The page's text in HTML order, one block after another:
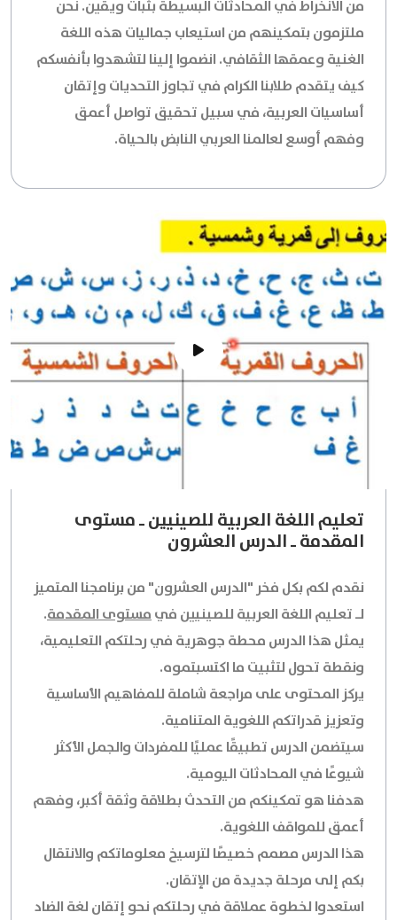
من الانخراط في المحادثات البسيطة بثبات ويقين. نحن
ملتزمون بتمكينهم من استيعاب جماليات هذه اللغة
الغنية وعمقها الثقافي. انضموا إلينا لتشهدوا بأنفسكم
كيف يتقدم طلابنا الكرام في تجاوز التحديات وإتقان
أساسيات العربية، في سبيل تحقيق تواصل أعمق
وفهم أوسع لعالمنا العربي النابض بالحياة.
تعليم اللغة العربية للصينيين ـ مستوى
المقدمة ـ الدرس العشرون
نقدم لكم بكل فخر "الدرس العشرون" من برنامجنا المتميز
لـتعليم اللغة العربية للصينيينفيمستوى المقدمة.
يمثل هذا الدرس محطة جوهرية في رحلتكم التعليمية،
ونقطة تحول لتثبيت ما اكتسبتموه.
يركز المحتوى على مراجعة شاملة للمفاهيم الأساسية
وتعزيز قدراتكم اللغوية المتنامية.
سيتضمن الدرس تطبيقًا عمليًا للمفردات والجمل الأكثر
شيوعًا في المحادثات اليومية.
هدفنا هو تمكينكم من التحدث بطلاقة وثقة أكبر، وفهم
أعمق للمواقف اللغوية.
هذا الدرس مصمم خصيصًا لترسيخ معلوماتكم والانتقال
بكم إلى مرحلة جديدة من الإتقان.
استعدوا لخطوة عملاقة في رحلتكم نحو إتقان لغة الضاد